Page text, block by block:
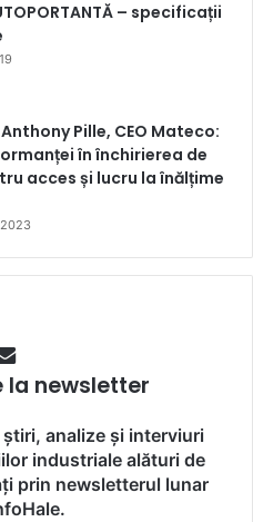
– specificații
Pille, CEO Mateco:
în închirierea de
acces și lucru la înălțime
newsletter
analize și interviuri
industriale alături de
prin newsletterul lunar